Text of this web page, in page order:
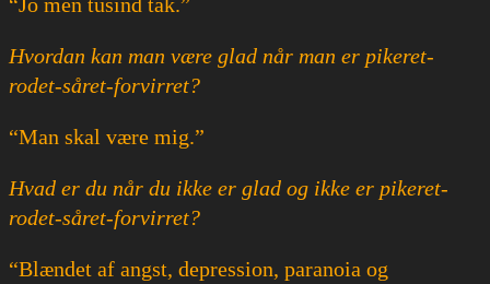
Hvordan kan man være glad når man er pikeret-
rodet-såret-forvirret?
“Man skal være mig.”
Hvad er du når du ikke er glad og ikke er pikeret-
rodet-såret-forvirret?
“Blændet af angst, depression, paranoia og